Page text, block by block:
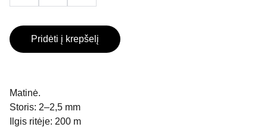
Pridėti į krepšelį
Matinė.
Storis: 2–2,5 mm
Ilgis ritėje: 200 m